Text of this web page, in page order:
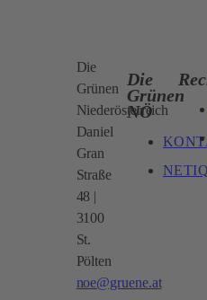
Die
Grünen
Niederösterreich
Daniel
Gran
Straße
48 |
3100
St.
Pölten
noe@gruene.at
Die
Grünen
NÖ